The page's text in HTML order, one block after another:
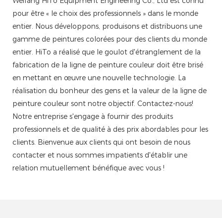
pour être « le choix des professionnels » dans le monde
entier. Nous développons, produisons et distribuons une
gamme de peintures colorées pour des clients du monde
entier. HiTo a réalisé que le goulot d'étranglement de la
fabrication de la ligne de peinture couleur doit être brisé
en mettant en œuvre une nouvelle technologie. La
réalisation du bonheur des gens et la valeur de la ligne de
peinture couleur sont notre objectif. Contactez-nous!
Notre entreprise s'engage à fournir des produits
professionnels et de qualité à des prix abordables pour les
clients. Bienvenue aux clients qui ont besoin de nous
contacter et nous sommes impatients d'établir une
relation mutuellement bénéfique avec vous !